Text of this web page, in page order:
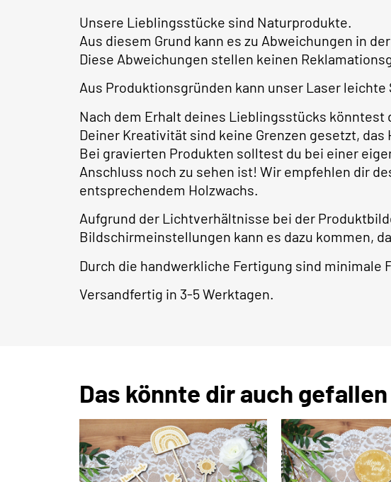
Unsere Lieblingsstücke sind Naturprodukte.
Aus diesem Grund kann es zu Abweichungen in
Diese Abweichungen stellen keinen
Aus Produktionsgründen kann unser Laser
Nach dem Erhalt deines Lieblingsstücks
Deiner Kreativität sind keine Grenzen gesetzt, das
Bei gravierten Produkten solltest du bei einer
Anschluss noch zu sehen ist! Wir empfehlen dir
entsprechendem Holzwachs.
Aufgrund der Lichtverhältnisse bei der
Bildschirmeinstellungen kann es dazu kommen,
Durch die handwerkliche Fertigung sind minimale
Versandfertig in 3-5 Werktagen.
Das könnte dir auch